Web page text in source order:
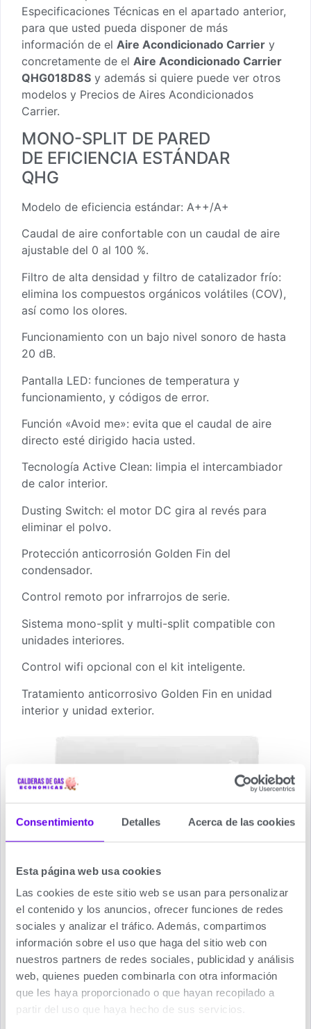
Consentimiento Detalles Acerca de las cookies
Esta página web usa cookies
Las cookies de este sitio web se usan para personalizar
el contenido y los anuncios, ofrecer funciones de redes
sociales y analizar el tráfico. Además, compartimos
información sobre el uso que haga del sitio web con
nuestros partners de redes sociales, publicidad y análisis
web, quienes pueden combinarla con otra información
que les haya proporcionado o que hayan recopilado a
partir del uso que haya hecho de sus servicios.
Especificaciones Técnicas en el apartado anterior,
para que usted pueda disponer de más
información de el Aire Acondicionado Carrier y
concretamente de el Aire Acondicionado Carrier
QHG018D8S y además si quiere puede ver otros
modelos y Precios de Aires Acondicionados
Carrier.
MONO-SPLIT DE PARED
DE EFICIENCIA ESTÁNDAR
QHG
Modelo de eficiencia estándar: A++/A+
Caudal de aire confortable con un caudal de aire
ajustable del 0 al 100 %.
Filtro de alta densidad y filtro de catalizador frío:
elimina los compuestos orgánicos volátiles (COV),
así como los olores.
Funcionamiento con un bajo nivel sonoro de hasta
20 dB.
Pantalla LED: funciones de temperatura y
funcionamiento, y códigos de error.
Función «Avoid me»: evita que el caudal de aire
directo esté dirigido hacia usted.
Tecnología Active Clean: limpia el intercambiador
de calor interior.
Dusting Switch: el motor DC gira al revés para
eliminar el polvo.
Protección anticorrosión Golden Fin del
condensador.
Control remoto por infrarrojos de serie.
Sistema mono-split y multi-split compatible con
unidades interiores.
Control wifi opcional con el kit inteligente.
Tratamiento anticorrosivo Golden Fin en unidad
interior y unidad exterior.